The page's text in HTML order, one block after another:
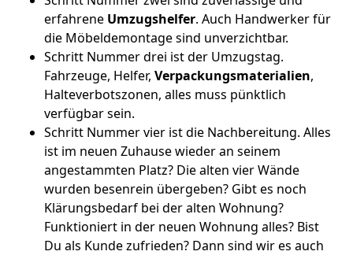
erfahrene Umzugshelfer. Auch Handwerker für
die Möbeldemontage sind unverzichtbar.
Schritt Nummer drei ist der Umzugstag.
Fahrzeuge, Helfer, Verpackungsmaterialien,
Halteverbotszonen, alles muss pünktlich
verfügbar sein.
Schritt Nummer vier ist die Nachbereitung. Alles
ist im neuen Zuhause wieder an seinem
angestammten Platz? Die alten vier Wände
wurden besenrein übergeben? Gibt es noch
Klärungsbedarf bei der alten Wohnung?
Funktioniert in der neuen Wohnung alles? Bist
Du als Kunde zufrieden? Dann sind wir es auch